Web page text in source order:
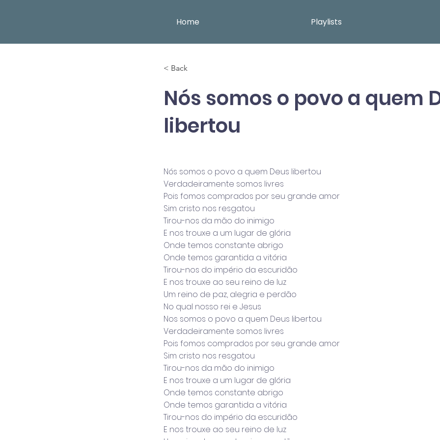
Home Playlists
< Back
Nós somos o povo a quem
libertou
Nós somos o povo a quem Deus libertou
Verdadeiramente somos livres
Pois fomos comprados por seu grande amor
Sim cristo nos resgatou
Tirou-nos da mão do inimigo
E nos trouxe a um lugar de glória
Onde temos constante abrigo
Onde temos garantida a vitória
Tirou-nos do império da escuridão
E nos trouxe ao seu reino de luz
Um reino de paz, alegria e perdão
No qual nosso rei e Jesus
Nos somos o povo a quem Deus libertou
Verdadeiramente somos livres
Pois fomos comprados por seu grande amor
Sim cristo nos resgatou
Tirou-nos da mão do inimigo
E nos trouxe a um lugar de glória
Onde temos constante abrigo
Onde temos garantida a vitória
Tirou-nos do império da escuridão
E nos trouxe ao seu reino de luz